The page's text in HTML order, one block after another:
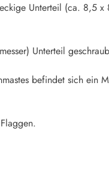
Unterteil (ca. 8,5
Unterteil
befindet sich ein